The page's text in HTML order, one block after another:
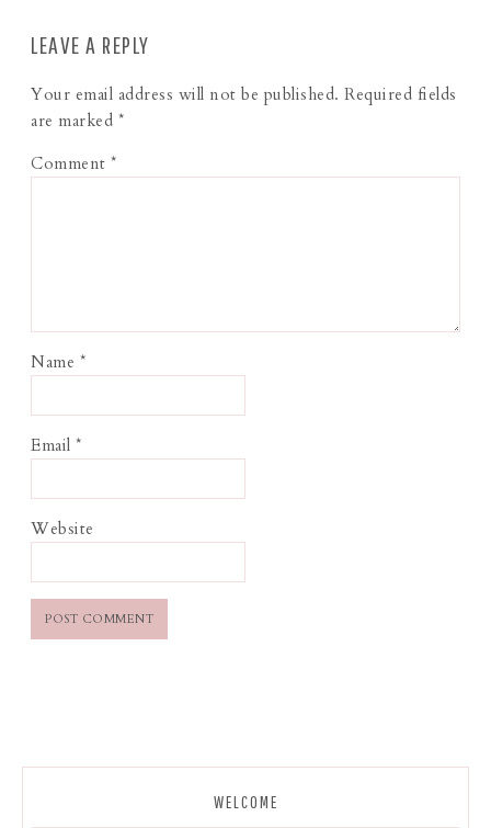
LEAVE A REPLY
Your email address will not be published. Required fields
are marked *
Comment*
Name *
Email*
Website
WELCOME